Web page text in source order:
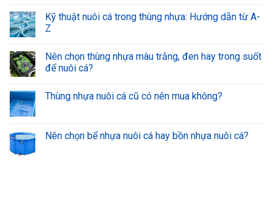
Kỹ thuật nuôi cá trong thùng nhựa: Hướng dẫn từ A-
Z
Nên chọn thùng nhựa màu trắng, đen hay trong suốt
để nuôi cá?
Thùng nhựa nuôi cá cũ có nên mua không?
Nên chọn bể nhựa nuôi cá hay bồn nhựa nuôi cá?